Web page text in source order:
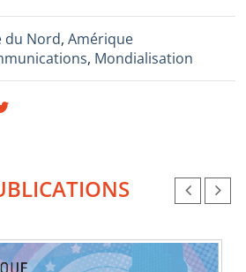
du Nord, Amérique
, Mondialisation